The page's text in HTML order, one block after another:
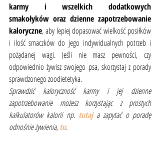
karmy i wszelkich dodatkowych
smakołyków oraz dzienne zapotrzebowanie
kaloryczne, aby lepiej dopasować wielkość posiłków
i ilość smaczków do jego indywidualnych potrzeb i
pożądanej wagi. Jeśli nie masz pewności, czy
odpowiednio żywisz swojego psa, skorzystaj z porady
sprawdzonego zoodietetyka.
Sprawdzić kaloryczność karmy i jej dzienne
zapotrzebowanie możesz korzystając z prostych
kalkulatorów kalorii np. tutaj a zapytać o poradę
odnośnie żywienia, tu.